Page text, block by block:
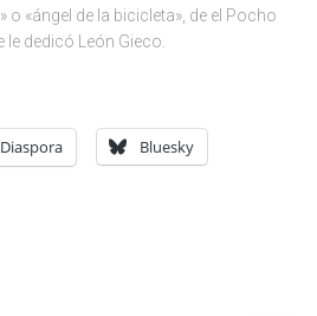
o «ángel de la bicicleta», de el Pocho
le dedicó León Gieco.
Diaspora Bluesky